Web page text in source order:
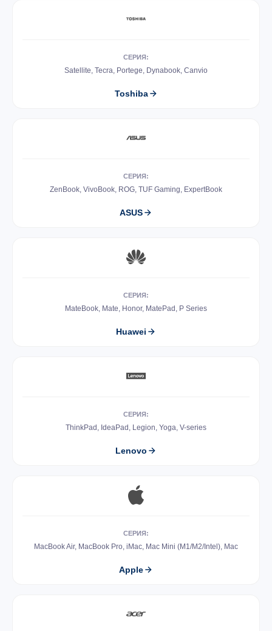
СЕРИЯ:
Satellite, Tecra, Portege, Dynabook, Canvio
Toshiba
СЕРИЯ:
ZenBook, VivoBook, ROG, TUF Gaming, ExpertBook
ASUS
СЕРИЯ:
MateBook, Mate, Honor, MatePad, P Series
Huawei
СЕРИЯ:
ThinkPad, IdeaPad, Legion, Yoga, V-series
Lenovo
СЕРИЯ:
MacBook Air, MacBook Pro, iMac, Mac Mini (M1/M2/Intel), Mac
Apple